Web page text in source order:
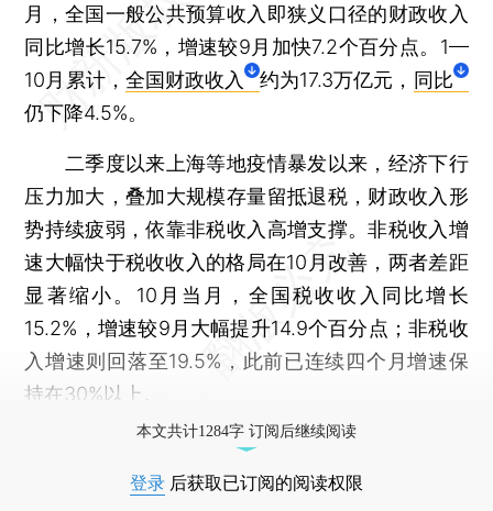
月，全国一般公共预算收入即狭义口径的财政收入
同比增长15.7%，增速较9月加快7.2个百分点。1—
10月累计， 全国财政收入 约为17.3万亿元， 同比
仍下降4.5%。
二季度以来上海等地疫情暴发以来，经济下行
压力加大，叠加大规模存量留抵退税，财政收入形
势持续疲弱，依靠非税收入高增支撑。非税收入增
速大幅快于税收收入的格局在10月改善，两者差距
显著缩小。10月当月，全国税收收入同比增长
15.2%，增速较9月大幅提升14.9个百分点；非税收
入增速则回落至19.5%，此前已连续四个月增速保
持在30%以上。
本文共计1284字 订阅后继续阅读
登录 后获取已订阅的阅读权限